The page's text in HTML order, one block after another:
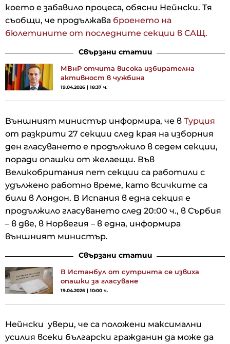
което е забавило процеса, обясни Нейнски. Тя
съобщи, че продължава броенето на
бюлетините от последните секции в САЩ.
Свързани статии
МВнР отчита висока избирателна
активност в чужбина
19.04.2026 | 18:37 ч.
Външният министър информира, че в Турция
от разкрити 27 секции след края на изборния
ден гласуването е продължило в седем секции,
поради опашки от желаещи. Във
Великобритания пет секции са работили с
удължено работно време, като всичките са
били в Лондон. В Испания в една секция е
продължило гласуването след 20:00 ч., в Сърбия
– в две, в Норвегия – в една, информира
външният министър.
Свързани статии
В Истанбул от сутринта се извиха
опашки за гласуване
19.04.2026 | 10:00 ч.
Нейнски увери, че са положени максимални
усилия всеки български гражданин да може да